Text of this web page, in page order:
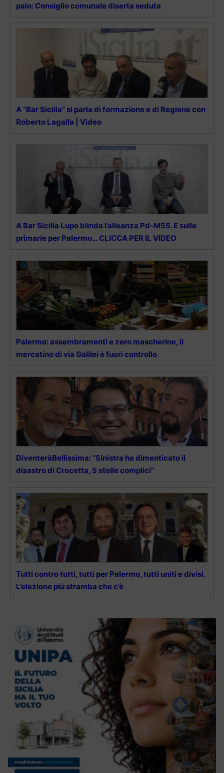
palo: Consiglio comunale diserta seduta
A “Bar Sicilia” si parla di formazione e di Regione con
Roberto Lagalla | Video
A Bar Sicilia Lupo blinda l’alleanza Pd-M5S. E sulle
primarie per Palermo… CLICCA PER IL VIDEO
Palermo: assembramenti e zero mascherine, il
mercatino di via Galilei è fuori controllo
DiventeràBellissima: “Sinistra ha dimenticato il
disastro di Crocetta, 5 stelle complici”
Tutti contro tutti, tutti per Palermo, tutti uniti e divisi.
L’elezione più stramba che c’è